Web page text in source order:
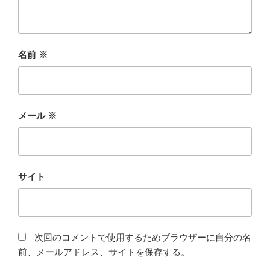
名前 ※
メール ※
サイト
次回のコメントで使用するためブラウザーに自分の名
前、メールアドレス、サイトを保存する。